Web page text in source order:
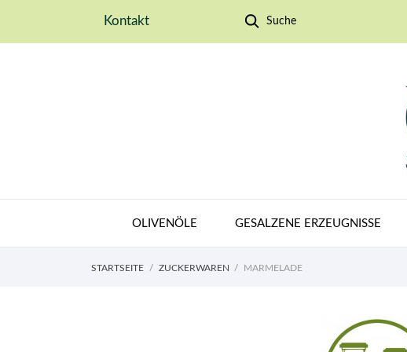
Kontakt Suche
OLIVENÖLE GESALZENE ERZEUGNISSE
STARTSEITE ZUCKERWAREN MARMELADE